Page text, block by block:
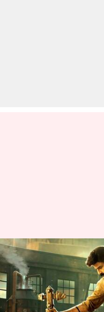
బాలయ్య
వార్త: భగవంత్
విడుదలకు
వ్రాసిన వారు Sriram Pranateja Jun